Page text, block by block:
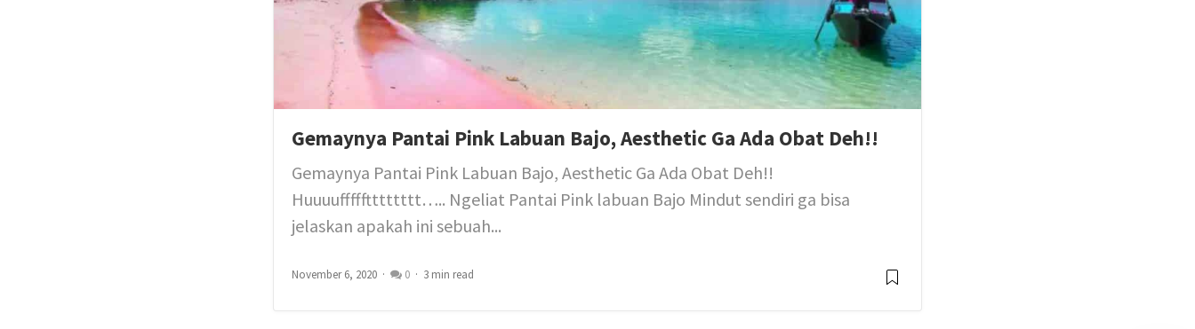
Gemaynya Pantai Pink Labuan Bajo, Aesthetic Ga Ada Obat Deh!!
Gemaynya Pantai Pink Labuan Bajo, Aesthetic Ga Ada Obat Deh!!
Huuuuffffftttttttt….. Ngeliat Pantai Pink labuan Bajo Mindut sendiri ga bisa
jelaskan apakah ini sebuah...
November 6, 2020 0 3 min read